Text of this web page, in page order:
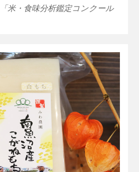
米・食味分析鑑定コンクール